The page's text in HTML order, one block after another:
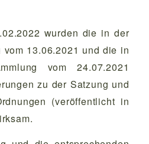
wurden die in der
vom 13.06.2021 und die in
vom 24.07.2021
zu der Satzung und
(veröffentlicht in